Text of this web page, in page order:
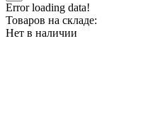
Error loading data!
Товаров на складе:
Нет в наличии